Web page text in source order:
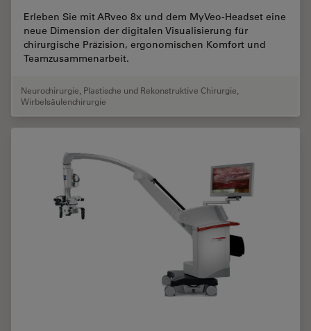
Erleben Sie mit ARveo 8x und dem MyVeo‑Headset eine
neue Dimension der digitalen Visualisierung für
chirurgische Präzision, ergonomischen Komfort und
Teamzusammenarbeit.
Neurochirurgie Plastische und Rekonstruktive Chirurgie
Wirbelsäulenchirurgie